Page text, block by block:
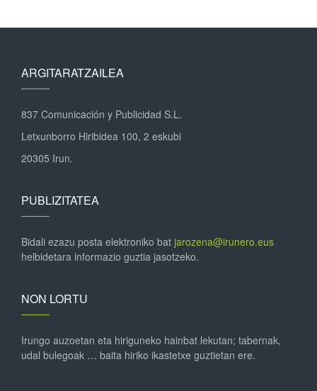
ARGITARATZAILEA
837 Comunicación y Publicidad S.L.
Letxunborro Hiribidea 100, 2 eskubi
20305 Irun.
PUBLIZITATEA
Bidali ezazu posta elektroniko bat jarozena@irunero.eus
helbidetara informazio guztia jasotzeko.
NON LORTU
Irungo auzoetan eta hiriguneko hainbat lekutan; tabernak,
udal bulegoak … baita hiriko ikastetxe guztietan ere.